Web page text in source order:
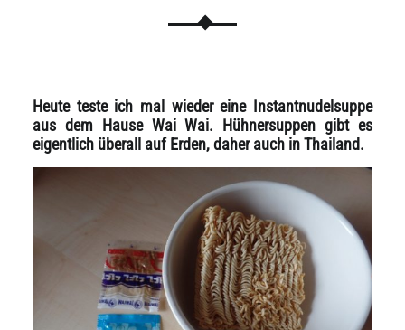
Heute teste ich mal wieder eine Instantnudelsuppe
aus dem Hause Wai Wai. Hühnersuppen gibt es
eigentlich überall auf Erden, daher auch in Thailand.